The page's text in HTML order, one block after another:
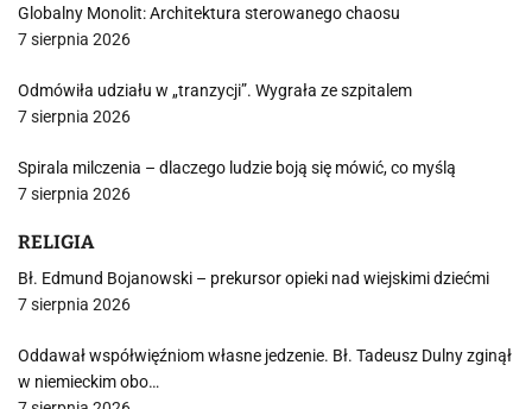
Globalny Monolit: Architektura sterowanego chaosu
7 sierpnia 2026
Odmówiła udziału w „tranzycji”. Wygrała ze szpitalem
7 sierpnia 2026
Spirala milczenia – dlaczego ludzie boją się mówić, co myślą
7 sierpnia 2026
RELIGIA
Bł. Edmund Bojanowski – prekursor opieki nad wiejskimi dziećmi
7 sierpnia 2026
Oddawał współwięźniom własne jedzenie. Bł. Tadeusz Dulny zginął
w niemieckim obo…